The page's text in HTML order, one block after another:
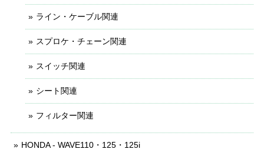
ライン・ケーブル関連
スプロケ・チェーン関連
スイッチ関連
シート関連
フィルター関連
HONDA - WAVE110・125・125i